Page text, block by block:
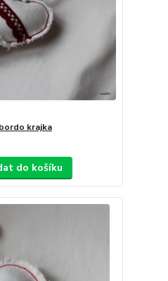
krajka
do košíku